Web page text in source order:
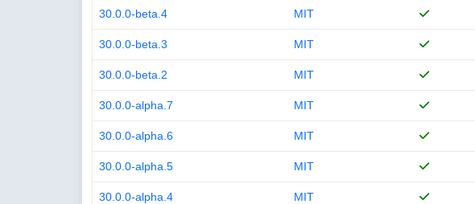
30.0.0-beta.4 MIT
30.0.0-beta.3 MIT
30.0.0-beta.2 MIT
30.0.0-alpha.7 MIT
30.0.0-alpha.6 MIT
30.0.0-alpha.5 MIT
30.0.0-alpha.4 MIT